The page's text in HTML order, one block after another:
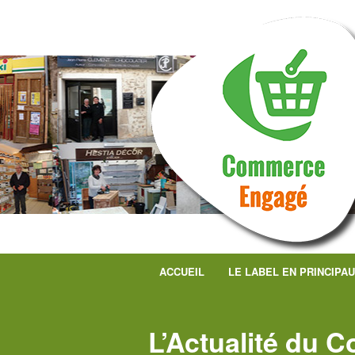
ACCUEIL LE LABEL EN
L’Actualité du